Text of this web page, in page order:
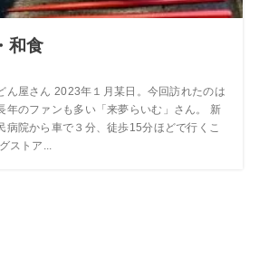
和食
ん屋さん 2023年１月某日。今回訪れたのは
年のファンも多い「来夢らいむ」さん。 新
病院から車で３分、徒歩15分ほどで行くこ
ストア...